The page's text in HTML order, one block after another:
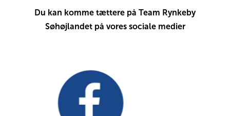
Du kan komme tættere på Team Rynkeby
Søhøjlandet på vores sociale medier